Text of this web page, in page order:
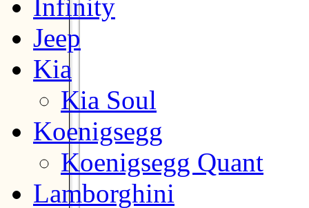
Infinity
Jeep
Kia
Kia Soul
Koenigsegg
Koenigsegg Quant
Lamborghini